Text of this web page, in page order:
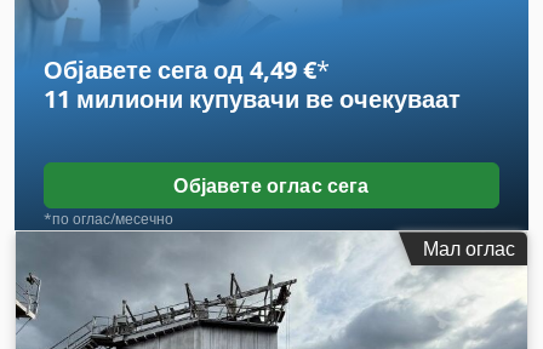
Објавете сега од 4,49 €*
11 милиони купувачи ве очекуваат
Објавете оглас сега
*по оглас/месечно
Мал оглас